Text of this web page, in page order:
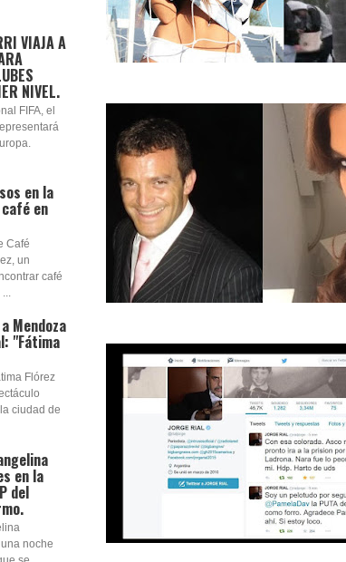
VIAJA A
NIVEL.
FIFA, el
en la
en
Café
un
café
Mendoza
"Fátima
Flórez
ciudad de
en la
del
noche